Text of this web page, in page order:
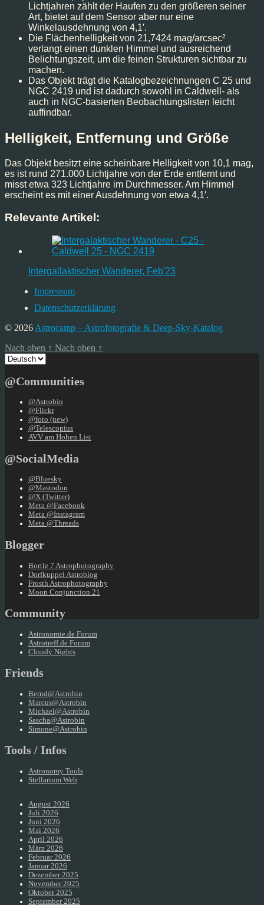
Lichtjahren zählt der Haufen zu den größeren seiner
Art, bietet auf dem Sensor aber nur eine
Winkelausdehnung von 4,1′.
Die Flächenhelligkeit von 21,7424 mag/arcsec²
verlangt einen dunklen Himmel und ausreichend
Belichtungszeit, um die feinen Strukturen sichtbar zu
machen.
Das Objekt trägt die Katalogbezeichnungen C 25 und
NGC 2419 und ist dadurch sowohl in Caldwell- als
auch in NGC-basierten Beobachtungslisten leicht
auffindbar.
Helligkeit, Entfernung und Größe
Das Objekt besitzt eine scheinbare Helligkeit von 10,1 mag,
es ist rund 271.000 Lichtjahre von der Erde entfernt und
misst etwa 323 Lichtjahre im Durchmesser. Am Himmel
erscheint es mit einer Ausdehnung von etwa 4,1′.
Relevante Artikel:
Intergallaktischer Wanderer, Feb'23
Impressum
Datenschutzerklärung
© 2026 Astrocamp – Astrofotografie & Deep-Sky-Katalog
Nach oben ↑ Nach oben ↑
Sprache
auswählen
@Communities
@Astrobin
@Flickr
@foto (new)
@Telescopius
AVV am Hohen List
@SocialMedia
@Bluesky
@Mastodon
@X (Twitter)
Meta @Facebook
Meta @Instagram
Meta @Threads
Blogger
Bortle 7 Astrophotography
Dorfkuppel Astroblog
Frosth Astrophotography
Moon Conjunction 21
Community
Astronomie.de Forum
Astrotreff.de Forum
Cloudy Nights
Friends
Bernd@Astrobin
Marcus@Astrobin
Michael@Astrobin
Sascha@Astrobin
Simone@Astrobin
Tools / Infos
Astronomy Tools
Stellarium Web
August 2026
Juli 2026
Juni 2026
Mai 2026
April 2026
März 2026
Februar 2026
Januar 2026
Dezember 2025
November 2025
Oktober 2025
September 2025